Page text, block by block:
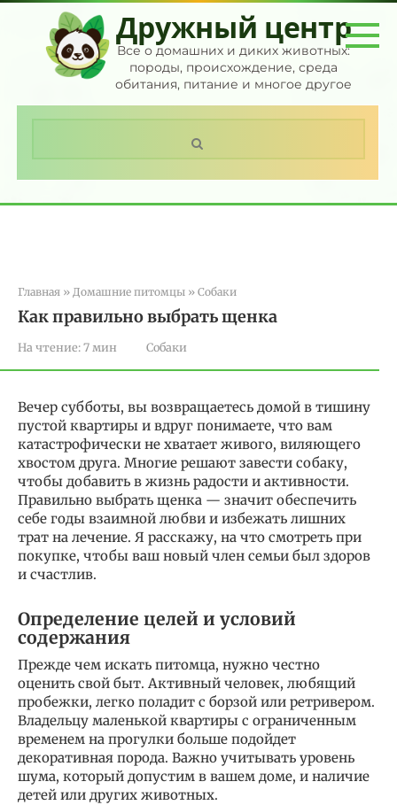
Перейти
контенту
Дружный центр
Все о домашних и диких животных:
породы, происхождение, среда
обитания, питание и многое другое
Главная » Домашние питомцы » Собаки
Как правильно выбрать щенка
На чтение:7 мин Собаки
Вечер субботы, вы возвращаетесь домой в тишину
пустой квартиры и вдруг понимаете, что вам
катастрофически не хватает живого, виляющего
хвостом друга. Многие решают завести собаку,
чтобы добавить в жизнь радости и активности.
Правильно выбрать щенка — значит обеспечить
себе годы взаимной любви и избежать лишних
трат на лечение. Я расскажу, на что смотреть при
покупке, чтобы ваш новый член семьи был здоров
и счастлив.
Определение целей и условий
содержания
Прежде чем искать питомца, нужно честно
оценить свой быт. Активный человек, любящий
пробежки, легко поладит с борзой или ретривером.
Владельцу маленькой квартиры с ограниченным
временем на прогулки больше подойдет
декоративная порода. Важно учитывать уровень
шума, который допустим в вашем доме, и наличие
детей или других животных.